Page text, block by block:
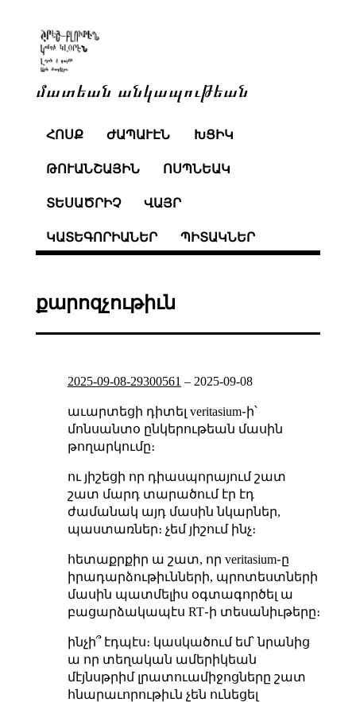
մատեան անկապութեան
ՀՈՍՔ ԺԱՊԱՒԷՆ ԽՑԻԿ
ԹՈՒԱՆՇԱՅԻՆ ՈՍՊՆԵԱԿ
ՏԵՍԱԾՐԻՉ ՎԱՅՐ
ԿԱՏԵԳՈՐԻԱՆԵՐ ՊԻՏԱԿՆԵՐ
քարոզչութիւն
2025-09-08-29300561 – 2025-09-08
աւարտեցի դիտել veritasium֊ի՝
մոնսանտօ ընկերութեան մասին
թողարկումը։
ու յիշեցի որ դիասպորայում շատ
շատ մարդ տարածում էր էդ
ժամանակ այդ մասին նկարներ,
պաստառներ։ չեմ յիշում ինչ։
հետաքրքիր ա շատ, որ veritasium֊ը
իրադարձութիւնների, պրոտեստների
մասին պատմելիս օգտագործել ա
բացարձակապէս RT֊ի տեսանիւթերը։
ինչի՞ էդպէս։ կասկածում եմ՝ նրանից
ա որ տեղական ամերիկեան
մէյնսթրիմ լրատուամիջոցները շատ
հնարաւորութիւն չեն ունեցել